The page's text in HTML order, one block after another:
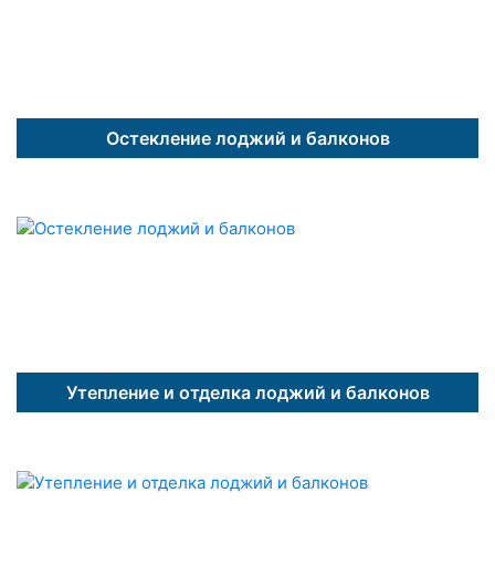
Остекление лоджий и балконов
Утепление и отделка лоджий и балконов